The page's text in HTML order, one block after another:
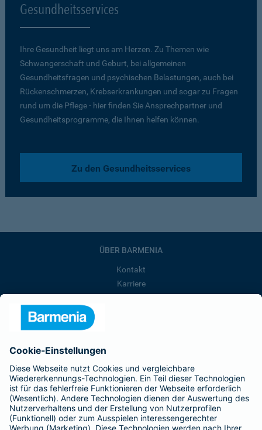
Gesundheitsservices
Ihre Gesundheit liegt uns am Herzen. Zu Themen wie
Schwangerschaft und Geburt, bei allgemeinen
Gesundheitsfragen und psychischen Belastungen, auch bei
Rückenschmerzen, Krebserkrankungen und sogar zu Fragen
rund um die Pflege - hier finden Sie Ansprechpartner und
Gesundheitsprogramme, die Ihnen helfen können.
Zu den Gesundheitsservices
ÜBER BARMENIA
Kontakt
Karriere
Barmenia ist Teil der BarmeniaGothaer
BELIEBTE SEITEN
Kranken-Zusatzversicherung
Tierversicherungen
Haftpflichtversicherung